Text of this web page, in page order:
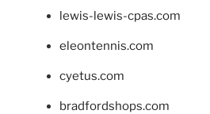
lewis-lewis-cpas.com
eleontennis.com
cyetus.com
bradfordshops.com